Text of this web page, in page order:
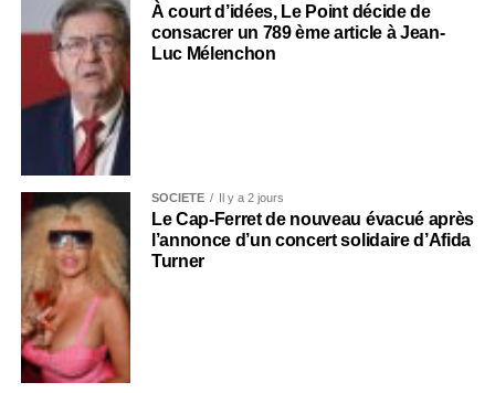
À court d’idées, Le Point décide de
consacrer un 789 ème article à Jean-
Luc Mélenchon
SOCIÉTÉ Il y a 2 jours
Le Cap-Ferret de nouveau évacué après
l’annonce d’un concert solidaire d’Afida
Turner